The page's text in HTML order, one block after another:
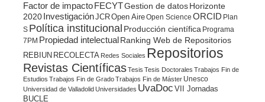
Factor de impacto FECYTGestion de datosHorizonte
2020 InvestigaciónJCROpen AireOpen Science ORCID Plan
S Política institucional Producción científica Programa
7PM Propiedad intelectualRanking Web de Repositorios
REBIUN RECOLECTA Redes Sociales Repositorios
Revistas CientíficasTesis Tesis Doctorales Trabajos Fin de
Estudios Trabajos Fin de GradoTrabajos Fin de Máster Unesco
Universidad de Valladolid Universidades UvaDoc VII Jornadas
BUCLE